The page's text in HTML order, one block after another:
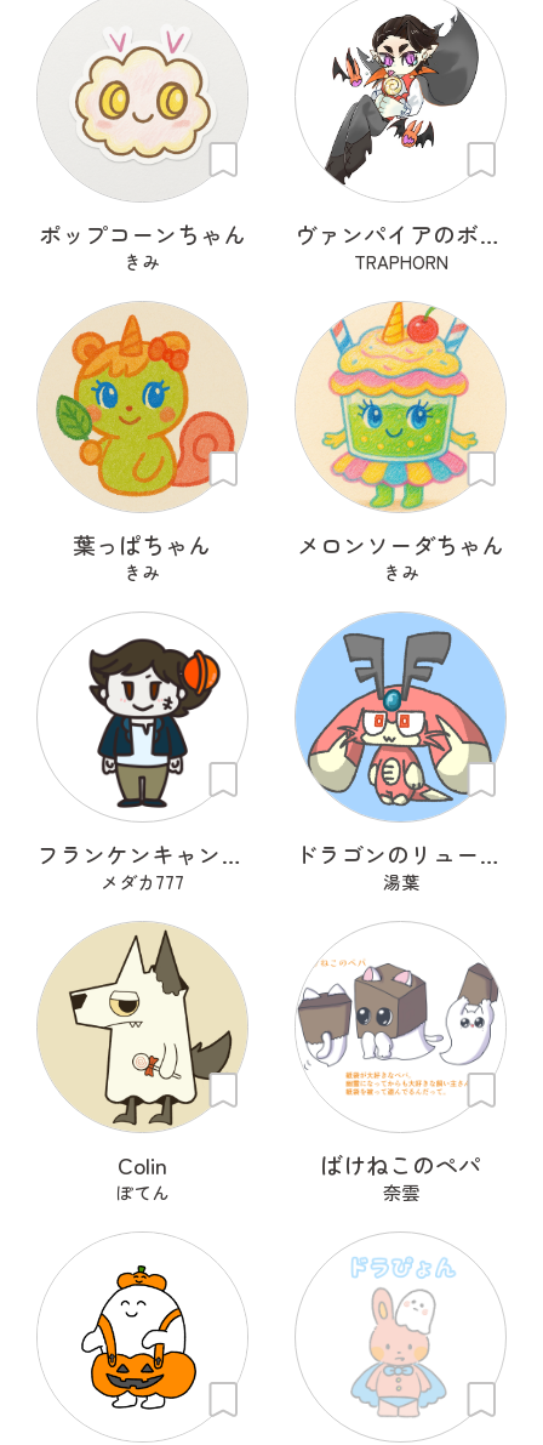
ポップコーンちゃん
きみ
ヴァンパイアのボンボナ
TRAPHORN
葉っぱちゃん
きみ
メロンソーダちゃん
きみ
フランケンキャンデー
メダカ777
ドラゴンのリューリュ
湯葉
Colin
ぽてん
ばけねこのペパ
奈雲